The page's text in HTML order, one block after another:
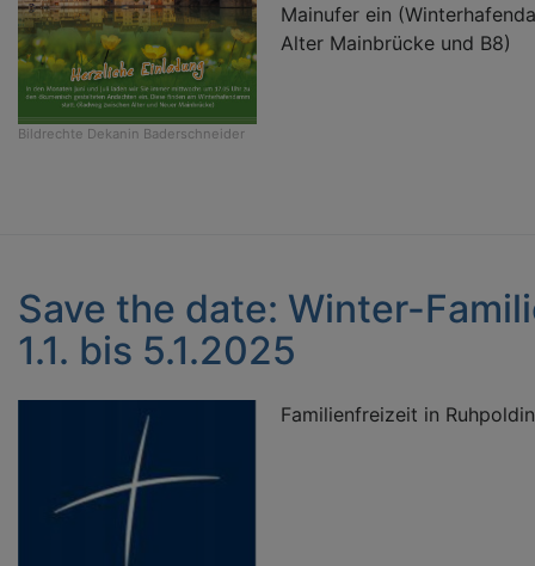
Bildrechte Dekanin Baderschneider
Mainufer ein
Alter Mainbrücke und B8)
Save the date: Winter-
1.1. bis 5.1.2025
Familienfreizeit in